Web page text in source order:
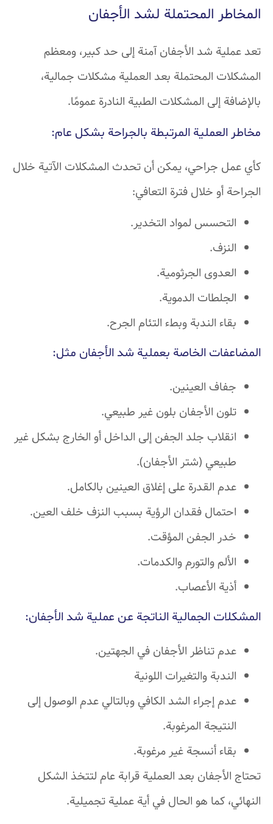
المخاطر المحتملة لشد الأجفان
تعد عملية شد الأجفان آمنة إلى حد كبير، ومعظم
المشكلات المحتملة بعد العملية مشكلات جمالية،
بالإضافة إلى المشكلات الطبية النادرة عمومًا.
مخاطر العملية المرتبطة بالجراحة بشكل عام:
كأي عمل جراحي، يمكن أن تحدث المشكلات الآتية خلال
الجراحة أو خلال فترة التعافي:
التحسس لمواد التخدير.
النزف.
العدوى الجرثومية.
الجلطات الدموية.
بقاء الندبة وبطء التئام الجرح.
المضاعفات الخاصة بعملية شد الأجفان مثل:
جفاف العينين.
تلون الأجفان بلون غير طبيعي.
انقلاب جلد الجفن إلى الداخل أو الخارج بشكل غير
طبيعي (شتر الأجفان).
عدم القدرة على إغلاق العينين بالكامل.
احتمال فقدان الرؤية بسبب النزف خلف العين.
خدر الجفن المؤقت.
الألم والتورم والكدمات.
أذية الأعصاب.
المشكلات الجمالية الناتجة عن عملية شد الأجفان:
عدم تناظر الأجفان في الجهتين.
الندبة والتغيرات اللونية
عدم إجراء الشد الكافي وبالتالي عدم الوصول إلى
النتيجة المرغوبة.
بقاء أنسجة غير مرغوبة.
تحتاج الأجفان بعد العملية قرابة عام لتتخذ الشكل
النهائي، كما هو الحال في أية عملية تجميلية.